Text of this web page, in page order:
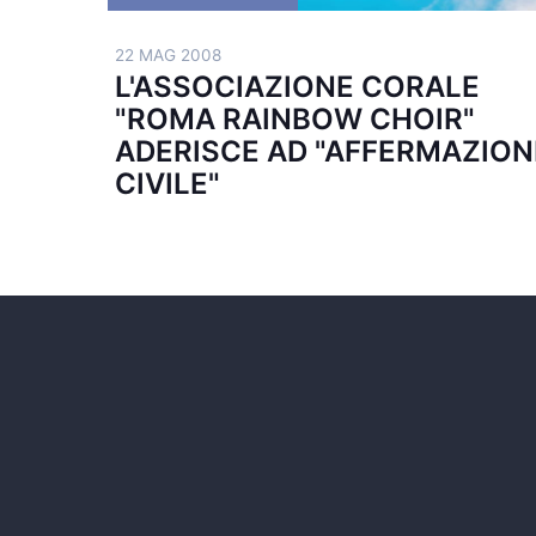
22 MAG 2008
L'ASSOCIAZIONE CORALE
"ROMA RAINBOW CHOIR"
ADERISCE AD
CIVILE"